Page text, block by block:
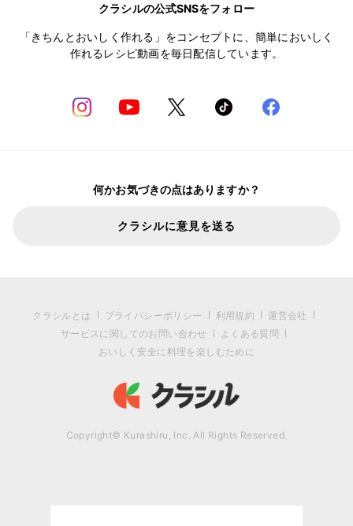
クラシルの公式SNSをフォロー
「きちんとおいしく作れる」をコンセプトに、簡単においしく
作れるレシピ動画を毎日配信しています。
何かお気づきの点はありますか？
クラシルに意見を送る
クラシルとは プライバシーポリシー 利用規約
運営会社
サービスに関してのお問い合わせ
よくある質問
おいしく安全に料理を楽しむために
Copyright© Kurashiru, Inc. All Rights Reserved.